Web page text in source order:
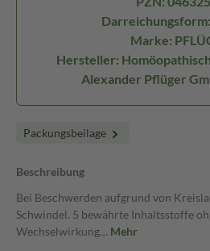
Marke:
Hersteller:
Alexander Pflüger
Packungsbeilage
Beschreibung
Bei Beschwerden aufgrund von
Schwindel. 5 bewährte Inhaltsstoffe
Wechselwirkung… Mehr